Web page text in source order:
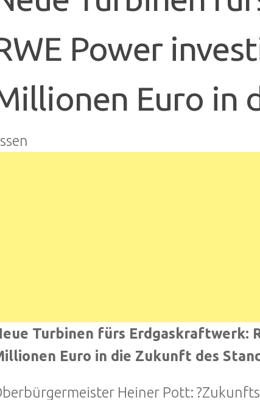
Power
Euro in
Turbinen fürs Erdgaskraftwerk:
Euro in die Zukunft des
Heiner Pott: